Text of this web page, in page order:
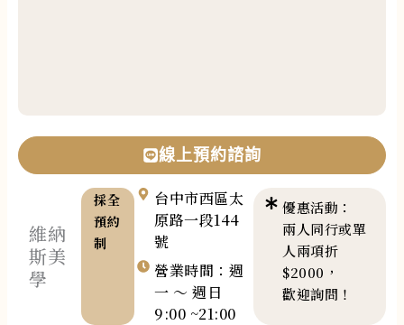
線上預約諮詢
維納
斯美
學
採全
預約
制
台中市西區太
原路一段144
號
營業時間：週
一 ～ 週日
9:00 ~21:00
優惠活動：
兩人同行或單
人兩項折
$2000，
歡迎詢問！